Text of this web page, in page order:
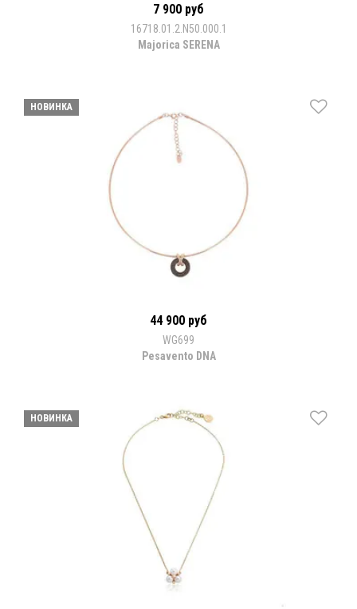
7 900 руб
16718.01.2.N50.000.1
Majorica SERENA
НОВИНКА
44 900 руб
WG699
Pesavento DNA
НОВИНКА